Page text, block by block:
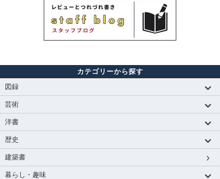
カテゴリーから探す
図録
芸術
洋書
歴史
建築書
暮らし・趣味